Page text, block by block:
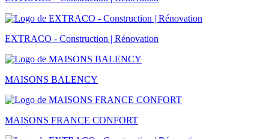
EXTRACO - Construction | Rénovation
MAISONS BALENCY
MAISONS FRANCE CONFORT